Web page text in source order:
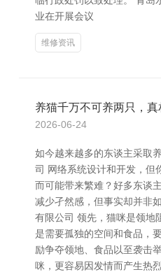
业在开展会议
维修资讯
养猫千万不可养两只，真
2026-06-24
如今越来越多的东谈主采取
司 网络系统设计和开发，但
而可能带来繁难？好多东谈
减少孑然感，但事实却并非
有限公司 领先，猫咪是领地
是需要孤独的空间和食品，
励争夺领地、食品以至袭击
咪，更容易因发情而产生热